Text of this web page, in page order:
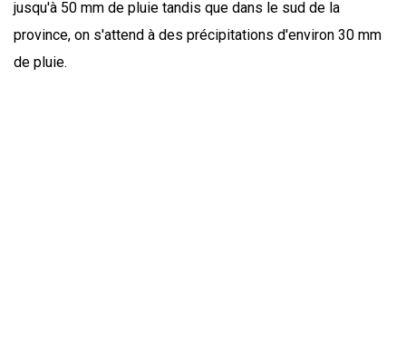
jusqu'à 50 mm de pluie tandis que dans le sud de la
province, on s'attend à des précipitations d'environ 30 mm
de pluie.